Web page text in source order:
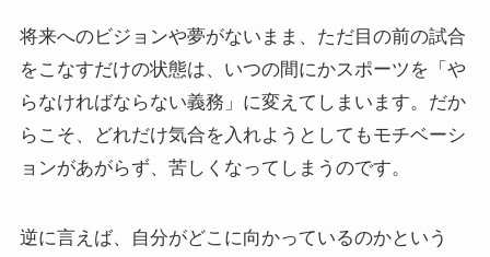
将来へのビジョンや夢がないまま、ただ目の前の試合
をこなすだけの状態は、いつの間にかスポーツを「や
らなければならない義務」に変えてしまいます。だか
らこそ、どれだけ気合を入れようとしてもモチベーシ
ョンがあがらず、苦しくなってしまうのです。
逆に言えば、自分がどこに向かっているのかという